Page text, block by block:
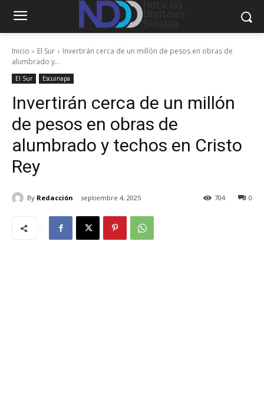
Inicio El Sur
Invertirán cerca de un millón de pesos en obras de
alumbrado y...
El Sur Escuinapa
Invertirán cerca de un millón
de pesos en obras de
alumbrado y techos en Cristo
Rey
By Redacción septiembre 4, 2025 0
704